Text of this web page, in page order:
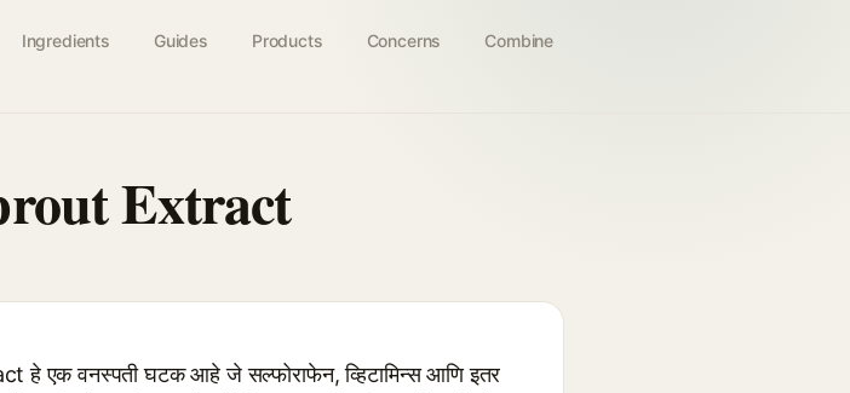
Ingredients Guides Products Concerns Combine
Extract
वनस्पती घटक आहे जे सल्फोराफेन, व्हिटामिन्स आणि इतर